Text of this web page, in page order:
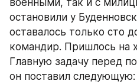
остановили у
оставалось только сто
командир. Пришлось на
Главную задачу перед
он поставил